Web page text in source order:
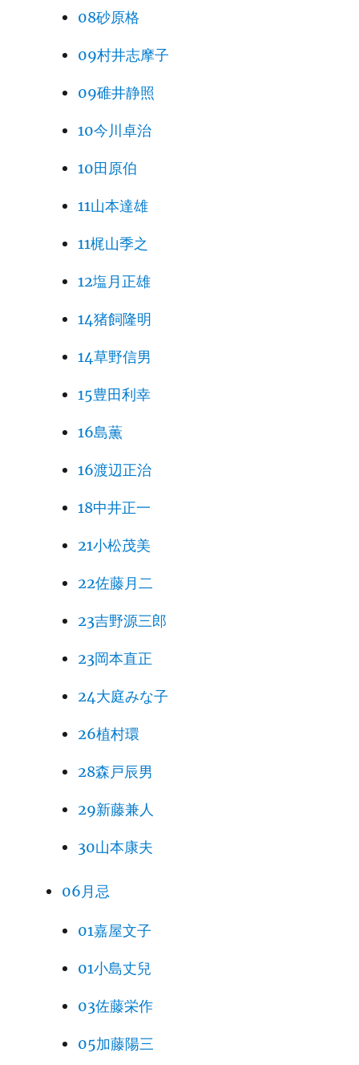
08砂原格
09村井志摩子
09碓井静照
10今川卓治
10田原伯
11山本達雄
11梶山季之
12塩月正雄
14猪飼隆明
14草野信男
15豊田利幸
16島薫
16渡辺正治
18中井正一
21小松茂美
22佐藤月二
23吉野源三郎
23岡本直正
24大庭みな子
26植村環
28森戸辰男
29新藤兼人
30山本康夫
06月忌
01嘉屋文子
01小島丈兒
03佐藤栄作
05加藤陽三